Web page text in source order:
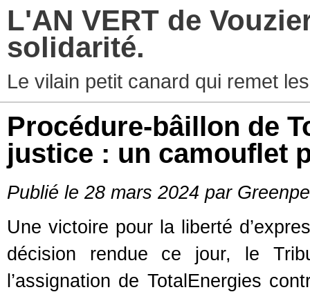
L'AN VERT de
solidarité.
Le vilain petit canard qui remet
Procédure-bâillon de
justice : un camouflet
Publié le 28 mars 2024 par
Une victoire pour la liberté
décision rendue ce jour, le
l’assignation de TotalEnergies